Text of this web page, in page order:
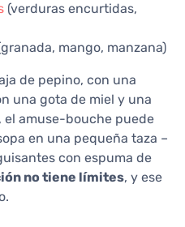
(verduras encurtidas,
mango, manzana)
de pepino, con una
una gota de miel y una
el amuse-bouche puede
en una pequeña taza –
con espuma de
no tiene límites, y ese